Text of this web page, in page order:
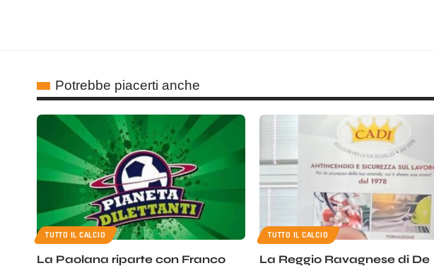
Potrebbe piacerti anche
TUTTO IL CALCIO
La Paolana riparte con Franco
TUTTO IL CALCIO
La Reggio Ravagnese di De